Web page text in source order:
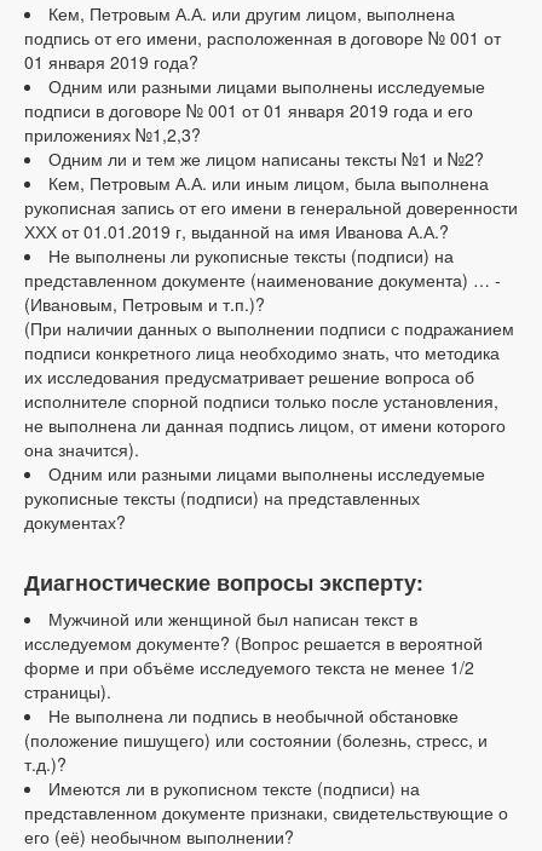
Кем, Петровым А.А. или другим лицом, выполнена
подпись от его имени, расположенная в договоре № 001 от
01 января 2019 года?
Одним или разными лицами выполнены исследуемые
подписи в договоре № 001 от 01 января 2019 года и его
приложениях №1,2,3?
Одним ли и тем же лицом написаны тексты №1 и №2?
Кем, Петровым А.А. или иным лицом, была выполнена
рукописная запись от его имени в генеральной доверенности
ХХХ от 01.01.2019 г, выданной на имя Иванова А.А.?
Не выполнены ли рукописные тексты (подписи) на
представленном документе (наименование документа) … -
(Ивановым, Петровым и т.п.)?
(При наличии данных о выполнении подписи с подражанием
подписи конкретного лица необходимо знать, что методика
их исследования предусматривает решение вопроса об
исполнителе спорной подписи только после установления,
не выполнена ли данная подпись лицом, от имени которого
она значится).
Одним или разными лицами выполнены исследуемые
рукописные тексты (подписи) на представленных
документах?
Диагностические вопросы эксперту:
Мужчиной или женщиной был написан текст в
исследуемом документе? (Вопрос решается в вероятной
форме и при объёме исследуемого текста не менее 1/2
страницы).
Не выполнена ли подпись в необычной обстановке
(положение пишущего) или состоянии (болезнь, стресс, и
т.д.)?
Имеются ли в рукописном тексте (подписи) на
представленном документе признаки, свидетельствующие о
его (её) необычном выполнении?